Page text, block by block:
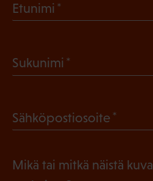
Etunimi
l
n
Sukunimi
P
k
l
Sähköpostiosoite
Mikä tai mitkä näistä